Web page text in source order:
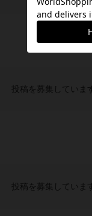
投稿を募集しています
投稿を募集しています